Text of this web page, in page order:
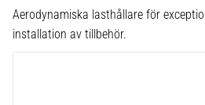
Aerodynamiska lasthållare för
installation av tillbehör.